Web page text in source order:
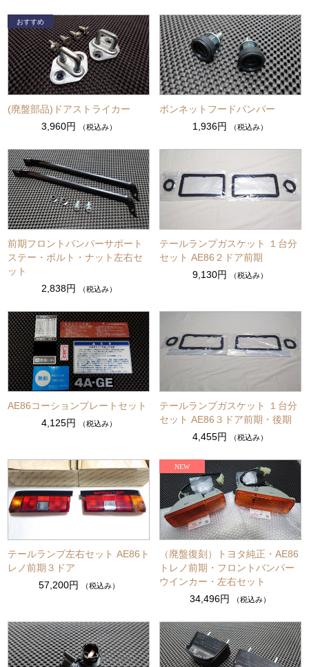
(廃盤部品)ドアストライカー
3,960円
（税込み）
ボンネットフードバンパー
1,936円
（税込み）
前期フロントバンパーサポート
ステー・ボルト・ナット左右セ
ット
2,838円
（税込み）
テールランプガスケット １台分
セット AE86２ドア前期
9,130円
（税込み）
AE86コーションプレートセット
4,125円
（税込み）
テールランプガスケット １台分
セット AE86３ドア前期・後期
4,455円
（税込み）
テールランプ左右セット AE86ト
レノ前期３ドア
57,200円
（税込み）
（廃盤復刻）トヨタ純正・AE86
トレノ前期・フロントバンパー
ウインカー・左右セット
34,496円
（税込み）